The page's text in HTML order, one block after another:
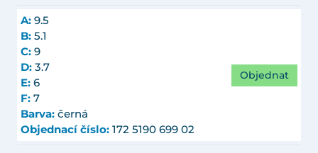
A: 9.5
B: 5.1
C: 9
D: 3.7
E: 6
F: 7
Barva: černá
Objednací číslo: 172 5190 699 02
Objednat